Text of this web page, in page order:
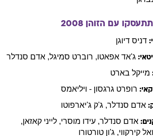
עם הזוהן 2008
דניס דיוגן
ג'אד אפאטו, רוברט סמיגל, אדם סנדלר
מייקל בארט
רופרט גרגסון - ויליאמס
אדם סנדלר, ג'ק ג'יארפוטו
אדם סנדלר, עידו מוסרי, לייני קאזאן,
קירקווי, ג'ון טורטורו